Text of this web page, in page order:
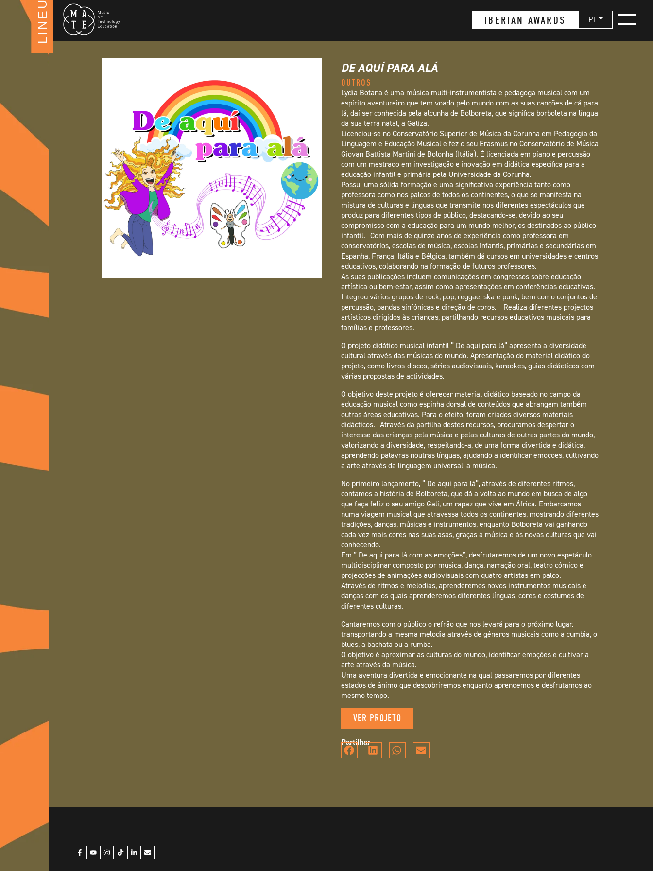
LINEUP PT
IBERIAN AWARDS
DE AQUÍ PARA ALÁ
OUTROS
Lydia Botana é uma música multi-instrumentista e pedagoga musical com um
espírito aventureiro que tem voado pelo mundo com as suas canções de cá para
lá, daí ser conhecida pela alcunha de Bolboreta, que significa borboleta na língua
da sua terra natal, a Galiza.
Licenciou-se no Conservatório Superior de Música da Corunha em Pedagogia da
Linguagem e Educação Musical e fez o seu Erasmus no Conservatório de Música
Giovan Battista Martini de Bolonha (Itália). É licenciada em piano e percussão
com um mestrado em investigação e inovação em didática específica para a
educação infantil e primária pela Universidade da Corunha.
Possui uma sólida formação e uma significativa experiência tanto como
professora como nos palcos de todos os continentes, o que se manifesta na
mistura de culturas e línguas que transmite nos diferentes espectáculos que
produz para diferentes tipos de público, destacando-se, devido ao seu
compromisso com a educação para um mundo melhor, os destinados ao público
infantil. Com mais de quinze anos de experiência como professora em
conservatórios, escolas de música, escolas infantis, primárias e secundárias em
Espanha, França, Itália e Bélgica, também dá cursos em universidades e centros
educativos, colaborando na formação de futuros professores.
As suas publicações incluem comunicações em congressos sobre educação
artística ou bem-estar, assim como apresentações em conferências educativas.
Integrou vários grupos de rock, pop, reggae, ska e punk, bem como conjuntos de
percussão, bandas sinfónicas e direção de coros. Realiza diferentes projectos
artísticos dirigidos às crianças, partilhando recursos educativos musicais para
famílias e professores.
O projeto didático musical infantil ” De aqui para lá” apresenta a diversidade
cultural através das músicas do mundo. Apresentação do material didático do
projeto, como livros-discos, séries audiovisuais, karaokes, guias didácticos com
várias propostas de actividades.
O objetivo deste projeto é oferecer material didático baseado no campo da
educação musical como espinha dorsal de conteúdos que abrangem também
outras áreas educativas. Para o efeito, foram criados diversos materiais
didácticos. Através da partilha destes recursos, procuramos despertar o
interesse das crianças pela música e pelas culturas de outras partes do mundo,
valorizando a diversidade, respeitando-a, de uma forma divertida e didática,
aprendendo palavras noutras línguas, ajudando a identificar emoções, cultivando
a arte através da linguagem universal: a música.
No primeiro lançamento, ” De aqui para lá”, através de diferentes ritmos,
contamos a história de Bolboreta, que dá a volta ao mundo em busca de algo
que faça feliz o seu amigo Gali, um rapaz que vive em África. Embarcamos
numa viagem musical que atravessa todos os continentes, mostrando diferentes
tradições, danças, músicas e instrumentos, enquanto Bolboreta vai ganhando
cada vez mais cores nas suas asas, graças à música e às novas culturas que vai
conhecendo.
Em ” De aqui para lá com as emoções”, desfrutaremos de um novo espetáculo
multidisciplinar composto por música, dança, narração oral, teatro cómico e
projecções de animações audiovisuais com quatro artistas em palco.
Através de ritmos e melodias, aprenderemos novos instrumentos musicais e
danças com os quais aprenderemos diferentes línguas, cores e costumes de
diferentes culturas.
Cantaremos com o público o refrão que nos levará para o próximo lugar,
transportando a mesma melodia através de géneros musicais como a cumbia, o
blues, a bachata ou a rumba.
O objetivo é aproximar as culturas do mundo, identificar emoções e cultivar a
arte através da música.
Uma aventura divertida e emocionante na qual passaremos por diferentes
estados de ânimo que descobriremos enquanto aprendemos e desfrutamos ao
mesmo tempo.
VER PROJETO
Partilhar
×